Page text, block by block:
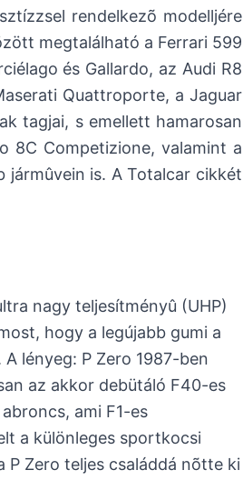
rendelkezõ modelljére
megtalálható a Ferrari 599
és Gallardo, az Audi R8
Quattroporte, a Jaguar
tagjai, s emellett hamarosan
8C Competizione, valamint a
jármûvein is. A Totalcar cikkét
nagy teljesítményû (UHP)
hogy a legújabb gumi a
lényeg: P Zero 1987-ben
az akkor debütáló F40-es
ami F1-es
a különleges sportkocsi
P Zero teljes családdá nõtte ki